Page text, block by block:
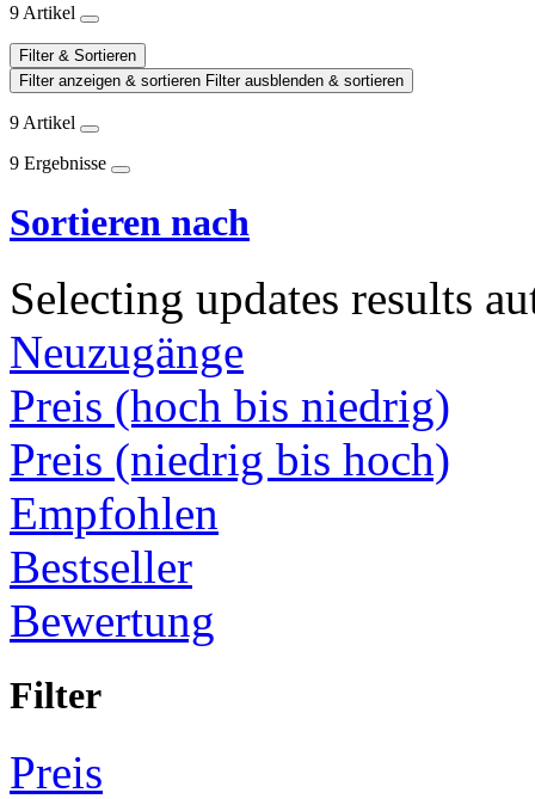
9 Artikel
Filter & Sortieren
Filter anzeigen & sortieren Filter ausblenden & sortieren
9 Artikel
9 Ergebnisse
Sortieren nach
Selecting updates results
Neuzugänge
Preis (hoch bis niedrig)
Preis (niedrig bis hoch)
Empfohlen
Bestseller
Bewertung
Filter
Preis